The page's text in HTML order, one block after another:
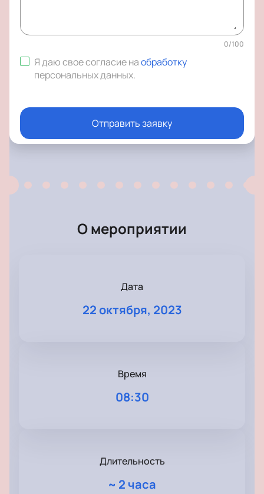
0/100
Я даю свое согласие наобработку
персональных данных.
Отправить заявку
О мероприятии
Дата
22 октября, 2023
Время
08:30
Длительность
~ 2 часа